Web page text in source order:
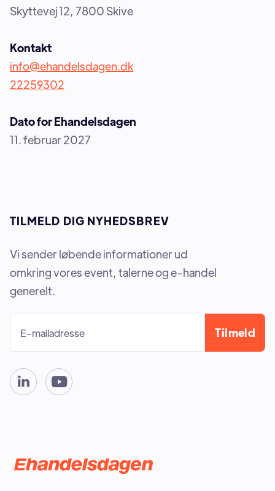
Skyttevej 12, 7800 Skive
Kontakt
info@ehandelsdagen.dk
22259302
Dato for Ehandelsdagen
11. februar 2027
TILMELD DIG NYHEDSBREV
Vi sender løbende informationer ud
omkring vores event, talerne og e-handel
generelt.
 